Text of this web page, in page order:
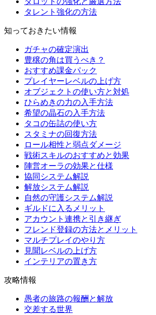
タレント強化の方法
知っておきたい情報
ガチャの確定演出
豊穣の角は買うべき？
おすすめ課金パック
プレイヤーレベルの上げ方
オブジェクトの使い方と対処
ひらめきの力の入手方法
希望の晶石の入手方法
タコの缶詰の使い方
スタミナの回復方法
ロール相性と弱点ダメージ
戦術スキルのおすすめと効果
陣営オーラの効果と仕様
協同システム解説
解放システム解説
自然の守護システム解説
ギルドに入るメリット
アカウント連携と引き継ぎ
フレンド登録の方法とメリット
マルチプレイのやり方
見聞レベルの上げ方
インテリアの置き方
攻略情報
愚者の旅路の報酬と解放
交差する世界